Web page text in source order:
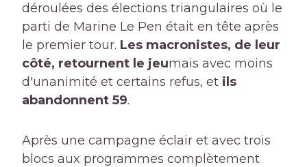
déroulées des élections triangulaires où le
parti de Marine Le Pen était en tête après
le premier tour. Les macronistes, de leur
côté, retournent le jeumais avec moins
d'unanimité et certains refus, et ils
abandonnent 59.
Après une campagne éclair et avec trois
blocs aux programmes complètement